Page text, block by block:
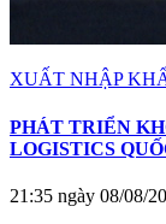
XUẤT NHẬP
PHÁT TRIỂN
LOGISTICS
21:35 ngày 08/08/